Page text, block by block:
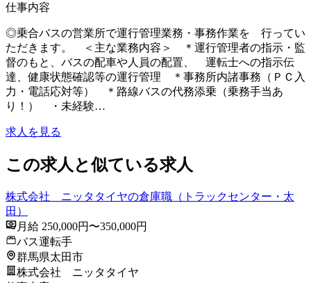
仕事内容
◎乗合バスの営業所で運行管理業務・事務作業を 行ってい
ただきます。 ＜主な業務内容＞ ＊運行管理者の指示・監
督のもと、バスの配車や人員の配置、 運転士への指示伝
達、健康状態確認等の運行管理 ＊事務所内諸事務（ＰＣ入
力・電話応対等） ＊路線バスの代務添乗（乗務手当あ
り！） ・未経験…
求人を見る
この求人と似ている求人
株式会社 ニッタタイヤの倉庫職（トラックセンター・太
田）
月給 250,000円〜350,000円
バス運転手
群馬県太田市
株式会社 ニッタタイヤ